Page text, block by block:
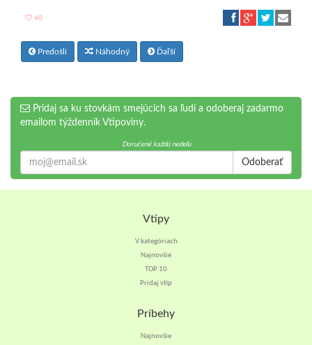
40
Predošlí Náhodný Ďaľší
Pridaj sa ku stovkám smejúcich sa ľudí a odoberaj zadarmo
emailom týždenník Vtipoviny.
Doručené každú nedeľu
Odoberať
Vtipy
V kategóriach
Najnovšie
TOP 10
Pridaj vtip
Príbehy
Najnovšie